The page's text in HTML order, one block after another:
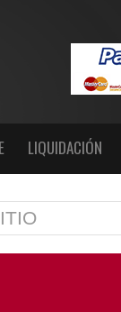
LIQUIDACIÓN